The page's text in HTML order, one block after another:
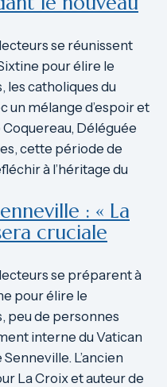
se réunissent
pour élire le
les catholiques du
un mélange d’espoir et
Déléguée
cette période de
à l’héritage du
: « La
cruciale
se préparent à
pour élire le
peu de personnes
interne du Vatican
L’ancien
La Croix et auteur de